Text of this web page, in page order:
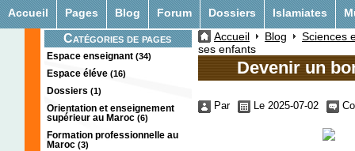
Accueil Pages Blog Forum Dossiers Islamiates
Catégories de pages
Espace enseignant (34)
Espace éléve (16)
Dossiers (1)
Orientation et enseignement
supérieur au Maroc (6)
Formation professionnelle au
Maroc (3)
Accueil Blog
Sciences
ses enfants
Devenir un
Par Le 2025-07-02